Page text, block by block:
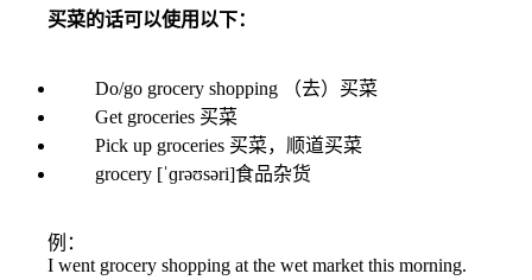
买菜的话可以使用以下：
Do/go grocery shopping （去）买菜
Get groceries 买菜
Pick up groceries 买菜，顺道买菜
grocery [ˈɡrəʊsəri]食品杂货
例：
I went grocery shopping at the wet market this morning.